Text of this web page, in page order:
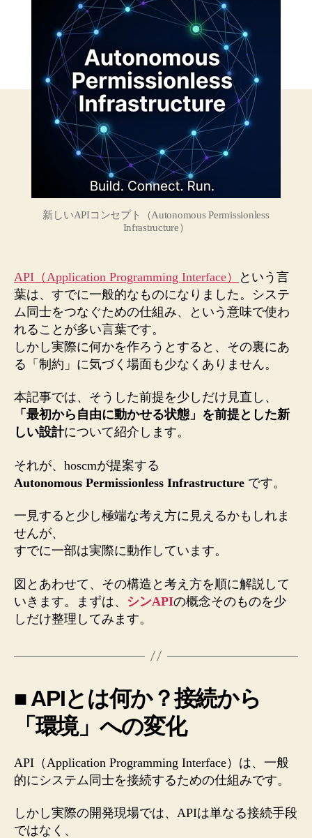
API
Autonomous
Permissionless
Infrastructure
と
は
へ
の
新しいAPIコンセプト（Autonomous Permissionless
Infrastructure）
API（Application Programming Interface）
という言
葉は、すでに一般的なものになりました。システ
ム同士をつなぐための仕組み、という意味で使わ
れることが多い言葉です。
しかし実際に何かを作ろうとすると、その裏にあ
る「制約」に気づく場面も少なくありません。
本記事では、そうした前提を少しだけ見直し、
「最初から自由に動かせる状態」を前提とした新
しい設計について紹介します。
それが、hoscmが提案する
Autonomous Permissionless Infrastructure です。
一見すると少し極端な考え方に見えるかもしれま
せんが、
すでに一部は実際に動作しています。
図とあわせて、その構造と考え方を順に解説して
いきます。まずは、 シンAPIの概念そのものを少
しだけ整理してみます。
■ APIとは何か？接続から
「環境」への変化
API（Application Programming Interface）は、一般
的にシステム同士を接続するための仕組みです。
しかし実際の開発現場では、APIは単なる接続手段
ではなく、